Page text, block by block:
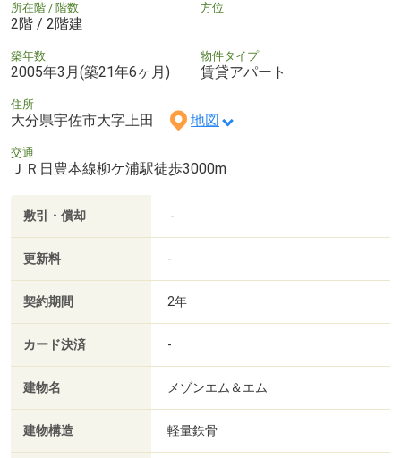
所在階 / 階数
2階 / 2階建
方位
築年数
2005年3月(築21年6ヶ月)
物件タイプ
賃貸アパート
住所
大分県宇佐市大字上田 地図
交通
ＪＲ日豊本線柳ケ浦駅徒歩3000m
敷引・償却 -
更新料 -
契約期間 2年
カード決済 -
建物名 メゾンエム＆エム
建物構造 軽量鉄骨